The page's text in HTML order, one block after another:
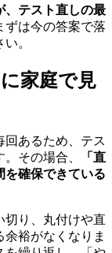
、テスト直しの最
ずは今の答案で落
。
家庭で見
回あるため、テス
その場合、
「直
を確保できている
切り、丸付けや直
裕がなくなりま